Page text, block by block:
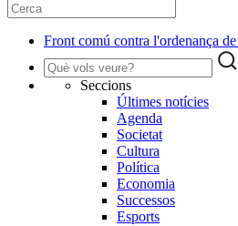
Front comú contra l'ordenança
Seccions
Últimes notícies
Agenda
Societat
Cultura
Política
Economia
Successos
Esports